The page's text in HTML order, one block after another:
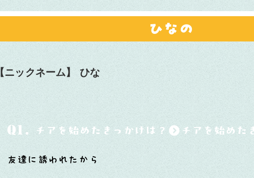
ひなの
【ニックネーム】 ひな
Q1. チアを始めたきっかけは？
友達に誘われたから